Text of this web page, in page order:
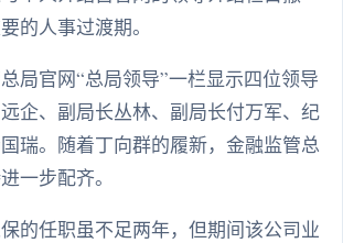
的人事过渡期。
局官网“总局领导”一栏显示四位领导
企、副局长丛林、副局长付万军、纪
瑞。随着丁向群的履新，金融监管总
一步配齐。
的任职虽不足两年，但期间该公司业